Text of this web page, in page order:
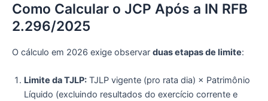
Como Calcular o JCP Após a IN RFB
2.296/2025
O cálculo em 2026 exige observar duas etapas de limite:
Limite da TJLP: TJLP vigente (pro rata dia) × Patrimônio
Líquido (excluindo resultados do exercício corrente e